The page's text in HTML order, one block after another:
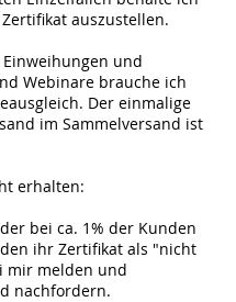
auszustellen.
und
Webinare brauche ich
Der einmalige
im Sammelversand ist
erhalten:
bei ca. 1% der Kunden
ihr Zertifikat als "nicht
mir melden und
nachfordern.